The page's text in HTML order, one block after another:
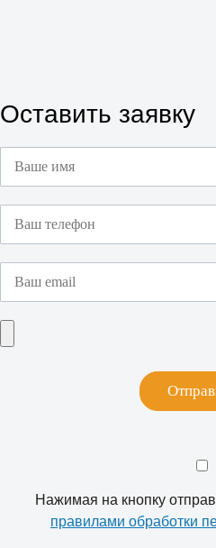
Оставить заявку
Нажимая на кнопку
правилами обработки